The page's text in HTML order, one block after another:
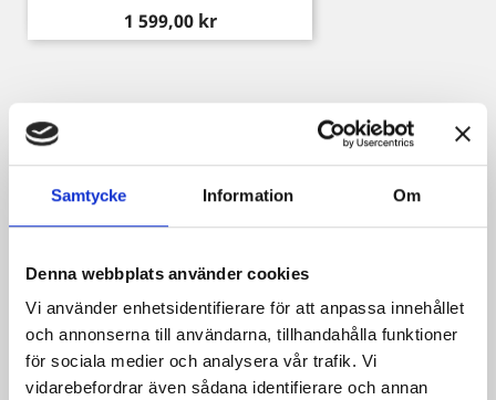
Samtycke Information Om
Denna webbplats använder cookies
Vi använder enhetsidentifierare för att anpassa innehållet
och annonserna till användarna, tillhandahålla funktioner
för sociala medier och analysera vår trafik. Vi
vidarebefordrar även sådana identifierare och annan
Pris
1 599,00 kr
Kunder som köpt denna produkt köpte
också: